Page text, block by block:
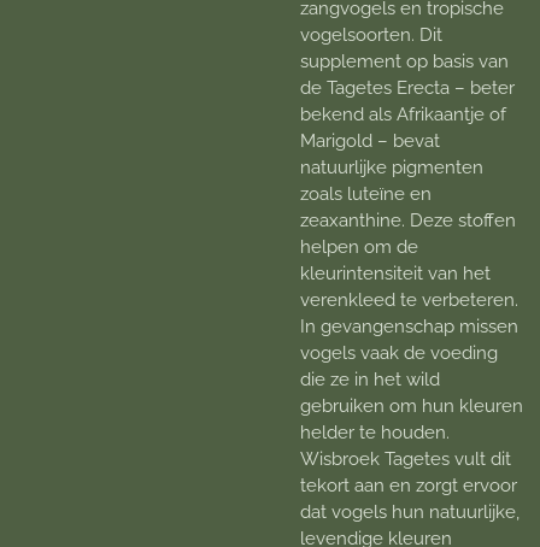
zangvogels en tropische
vogelsoorten. Dit
supplement op basis van
de Tagetes Erecta – beter
bekend als Afrikaantje of
Marigold – bevat
natuurlijke pigmenten
zoals luteïne en
zeaxanthine. Deze stoffen
helpen om de
kleurintensiteit van het
verenkleed te verbeteren.
In gevangenschap missen
vogels vaak de voeding
die ze in het wild
gebruiken om hun kleuren
helder te houden.
Wisbroek Tagetes vult dit
tekort aan en zorgt ervoor
dat vogels hun natuurlijke,
levendige kleuren